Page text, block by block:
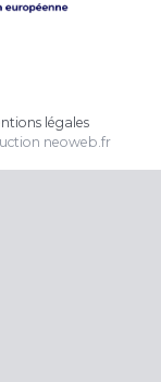
légales
neoweb.fr